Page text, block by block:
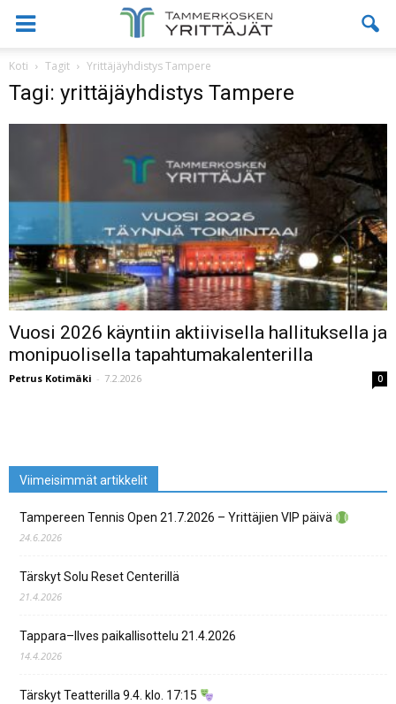
Koti Tagit Yrittäjäyhdistys Tampere
Tagi: yrittäjäyhdistys Tampere
Vuosi 2026 käyntiin aktiivisella hallituksella ja
monipuolisella tapahtumakalenterilla
Petrus Kotimäki - 7.2.2026 0
Viimeisimmät artikkelit
Tampereen Tennis Open 21.7.2026 – Yrittäjien VIP päivä
24.6.2026
Tärskyt Solu Reset Centerillä
21.4.2026
Tappara–Ilves paikallisottelu 21.4.2026
14.4.2026
Tärskyt Teatterilla 9.4. klo. 17:15